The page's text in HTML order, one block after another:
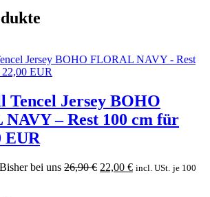
Tencel Jersey BOHO
– Rest 100 cm für
EUR
Bisher bei uns 26,90€ Ursprünglicher
22,00 €Aktueller
incl. USt. je 100